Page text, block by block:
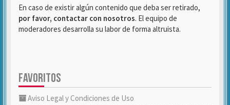
En caso de existir algún contenido que deba ser retirado,
por favor, contactar con nosotros. El equipo de
moderadores desarrolla su labor de forma altruista.
FAVORITOS
Aviso Legal y Condiciones de Uso